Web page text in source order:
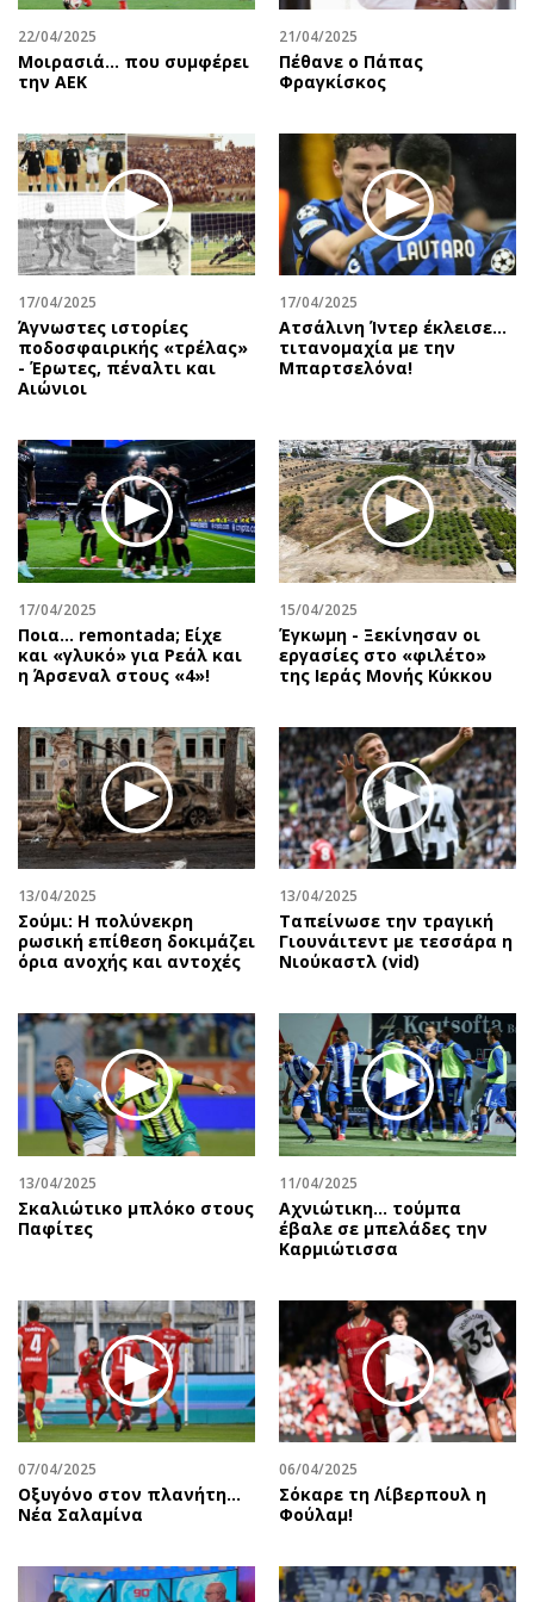
Περιβάλλον
Ελλάδα
Κόσμος
Πολιτισμός
Σινεμά
Θέατρο-Χορός
Μουσική
Εικαστικά
Χειρόγραφα
Ταξίδια
Συνταγές
Έξοδος
Εκπομπές
Wine routes
Podcasts
Uncut
Προσφορές
Προσωπικότητες στην ''Κ''
Επιστολές
22/04/2025
Μοιρασιά… που συμφέρει
την ΑΕΚ
21/04/2025
Πέθανε ο Πάπας
Φραγκίσκος
17/04/2025
Άγνωστες ιστορίες
ποδοσφαιρικής «τρέλας»
- Έρωτες, πέναλτι και
Αιώνιοι
17/04/2025
Ατσάλινη Ίντερ έκλεισε…
τιτανομαχία με την
Μπαρτσελόνα!
17/04/2025
Ποια… remontada; Είχε
και «γλυκό» για Ρεάλ και
η Άρσεναλ στους «4»!
15/04/2025
Έγκωμη - Ξεκίνησαν οι
εργασίες στο «φιλέτο»
της Ιεράς Μονής Κύκκου
13/04/2025
Σούμι: Η πολύνεκρη
ρωσική επίθεση δοκιμάζει
όρια ανοχής και αντοχές
13/04/2025
Ταπείνωσε την τραγική
Γιουνάιτεντ με τεσσάρα η
Νιούκαστλ (vid)
13/04/2025
Σκαλιώτικο μπλόκο στους
Παφίτες
11/04/2025
Αχνιώτικη... τούμπα
έβαλε σε μπελάδες την
Καρμιώτισσα
07/04/2025
Oξυγόνο στον πλανήτη...
Νέα Σαλαμίνα
06/04/2025
Σόκαρε τη Λίβερπουλ η
Φούλαμ!